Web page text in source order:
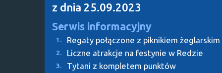
z dnia 25.09.2023
Serwis informacyjny
1. Regaty połączone z piknikiem żeglarskim
2. Liczne atrakcje na festynie w Redzie
3. Tytani z kompletem punktów